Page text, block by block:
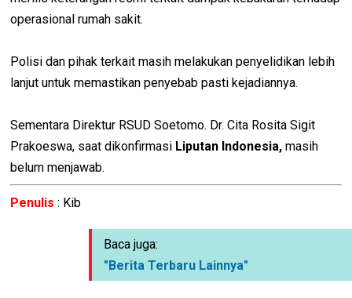
operasional rumah sakit.
Polisi dan pihak terkait masih melakukan penyelidikan lebih
lanjut untuk memastikan penyebab pasti kejadiannya.
Sementara Direktur RSUD Soetomo. Dr. Cita Rosita Sigit
Prakoeswa, saat dikonfirmasi Liputan lndonesia, masih
belum menjawab.
Penulis : Kib
Baca juga:
"Berita Terbaru Lainnya"